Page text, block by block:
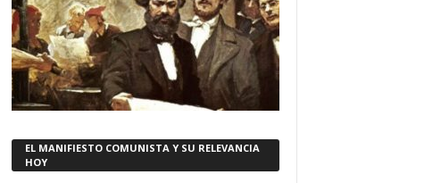
EL MANIFIESTO COMUNISTA Y SU RELEVANCIA
HOY